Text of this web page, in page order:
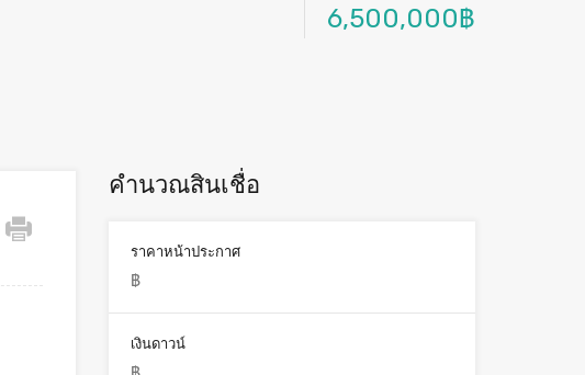
6,500,000฿
คำนวณสินเชื่อ
ราคาหน้าประกาศ
เงินดาวน์